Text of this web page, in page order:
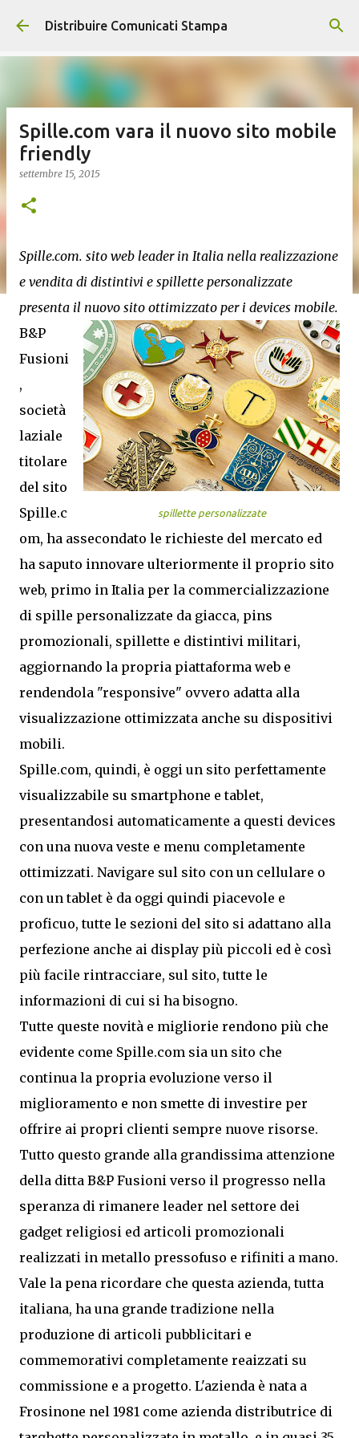
Passa ai contenuti principali
Distribuire Comunicati Stampa
Spille.com vara il nuovo sito mobile
friendly
settembre 15, 2015
Spille.com. sito web leader in Italia nella realizzazione
e vendita di distintivi e spillette personalizzate
presenta il nuovo sito ottimizzato per i devices mobile.
spillette personalizzate
B&P
Fusioni
,
società
laziale
titolare
del sito
Spille.c
om, ha assecondato le richieste del mercato ed
ha saputo innovare ulteriormente il proprio sito
web, primo in Italia per la commercializzazione
di spille personalizzate da giacca, pins
promozionali, spillette e distintivi militari,
aggiornando la propria piattaforma web e
rendendola "responsive" ovvero adatta alla
visualizzazione ottimizzata anche su dispositivi
mobili.
Spille.com, quindi, è oggi un sito perfettamente
visualizzabile su smartphone e tablet,
presentandosi automaticamente a questi devices
con una nuova veste e menu completamente
ottimizzati. Navigare sul sito con un cellulare o
con un tablet è da oggi quindi piacevole e
proficuo, tutte le sezioni del sito si adattano alla
perfezione anche ai display più piccoli ed è così
più facile rintracciare, sul sito, tutte le
informazioni di cui si ha bisogno.
Tutte queste novità e migliorie rendono più che
evidente come Spille.com sia un sito che
continua la propria evoluzione verso il
miglioramento e non smette di investire per
offrire ai propri clienti sempre nuove risorse.
Tutto questo grande alla grandissima attenzione
della ditta B&P Fusioni verso il progresso nella
speranza di rimanere leader nel settore dei
gadget religiosi ed articoli promozionali
realizzati in metallo pressofuso e rifiniti a mano.
Vale la pena ricordare che questa azienda, tutta
italiana, ha una grande tradizione nella
produzione di articoli pubblicitari e
commemorativi completamente reaizzati su
commissione e a progetto. L'azienda è nata a
Frosinone nel 1981 come azienda distributrice di